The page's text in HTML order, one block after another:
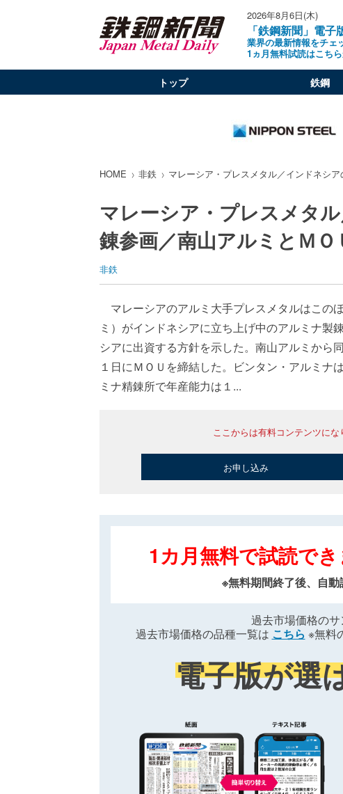
2026年8月6日(木)
「鉄鋼新聞」電子
業界の最新情報をチェ
1ヵ月無料試読はこち
トップ 鉄鋼
HOME 非鉄 マレーシア・プレスメタル／インドネシ
マレーシア・プレスメタ
錬参画／南山アルミとＭ
非鉄
マレーシアのアルミ大手プレスメタルはこの
ミ）がインドネシアに立ち上げ中のアルミナ製
シアに出資する方針を示した。南山アルミから
１日にＭＯＵを締結した。ビンタン・アルミナ
ミナ精錬所で年産能力は１...
ここからは有料コンテンツにな
お申し込み
1カ月無料で試読で
※無料期間終了後、自
過去市場価格の
過去市場価格の品種一覧は こちら ※無料
電子版が選